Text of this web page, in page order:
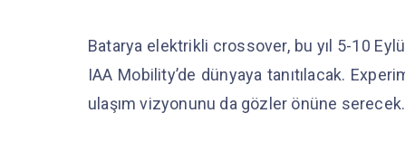
Batarya elektrikli crossover, bu yıl 5-10
IAA Mobility’de dünyaya tanıtılacak.
ulaşım vizyonunu da gözler önüne serecek.